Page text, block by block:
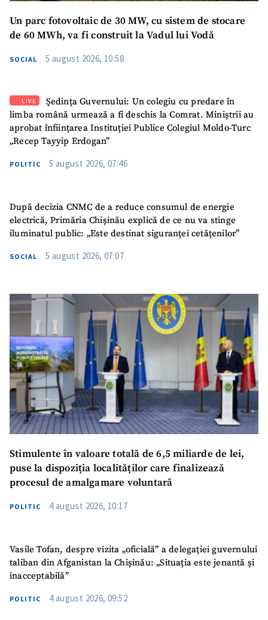
Un parc fotovoltaic de 30 MW, cu sistem de stocare
de 60 MWh, va fi construit la Vadul lui Vodă
SOCIAL 5 august 2026, 10:58
LIVE
Ședința Guvernului: Un colegiu cu predare în
limba română urmează a fi deschis la Comrat. Miniștrii au
aprobat înființarea Instituției Publice Colegiul Moldo-Turc
„Recep Tayyip Erdogan”
POLITIC 5 august 2026, 07:46
După decizia CNMC de a reduce consumul de energie
electrică, Primăria Chișinău explică de ce nu va stinge
iluminatul public: „Este destinat siguranței cetățenilor”
SOCIAL 5 august 2026, 07:07
Stimulente în valoare totală de 6,5 miliarde de lei,
puse la dispoziția localităților care finalizează
procesul de amalgamare voluntară
POLITIC 4 august 2026, 10:17
Vasile Tofan, despre vizita „oficială” a delegației guvernului
taliban din Afganistan la Chișinău: „Situația este jenantă și
inacceptabilă”
POLITIC 4 august 2026, 09:52